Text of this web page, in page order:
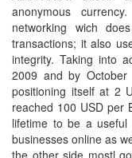
anonymous
networking wich
transactions; it also
integrity. Taking into
2009 and by
positioning itself at 2
reached 100 USD per
lifetime to be a
businesses online as
the other side mostl